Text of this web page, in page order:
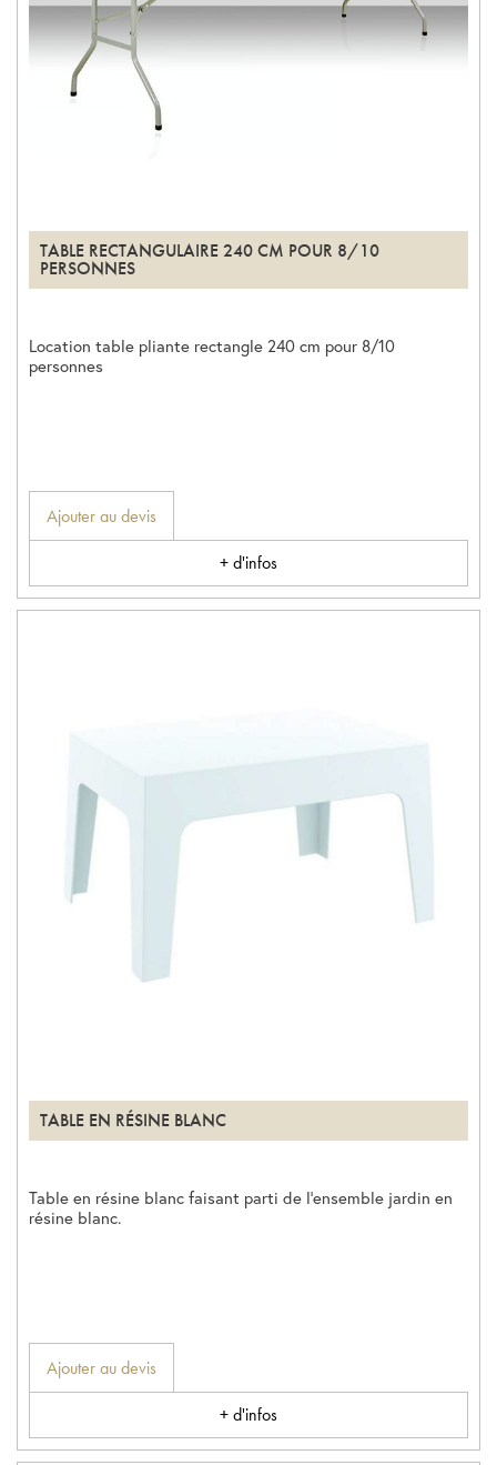
TABLE RECTANGULAIRE 240 CM POUR 8/10
PERSONNES
Location table pliante rectangle 240 cm pour 8/10
personnes
Ajouter au devis
+ d'infos
TABLE EN RÉSINE BLANC
Table en résine blanc faisant parti de l’ensemble jardin en
résine blanc.
Ajouter au devis
+ d'infos